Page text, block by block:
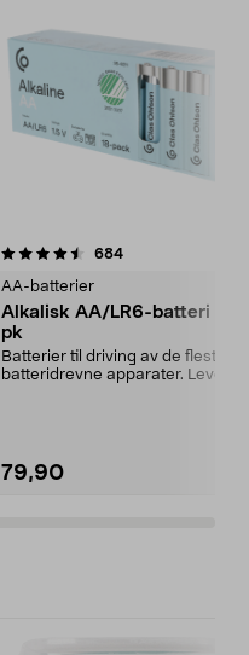
684anmeldelser
AA-batterier
Alkalisk AA/LR6-batteri 18
pk
Batterier til driving av de fleste
batteridrevne apparater. Leveres i
79,90
4.5av 5 stjerner